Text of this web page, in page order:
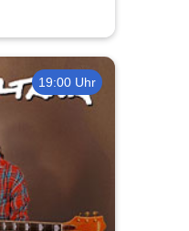
19:00 Uhr